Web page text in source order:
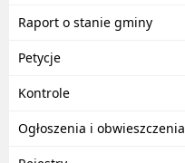
Raport o stanie gminy
Petycje
Kontrole
Ogłoszenia i obwieszczenia